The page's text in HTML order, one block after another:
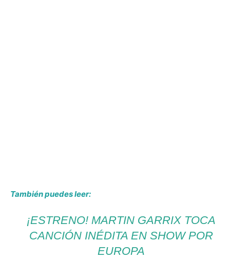
También puedes leer:
¡ESTRENO! MARTIN GARRIX TOCA
CANCIÓN INÉDITA EN SHOW POR
EUROPA